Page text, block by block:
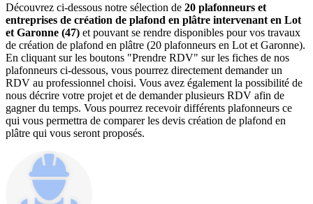
Découvrez ci-dessous notre sélection de 20 plafonneurs et
entreprises de création de plafond en plâtre intervenant en Lot
et Garonne (47) et pouvant se rendre disponibles pour vos travaux
de création de plafond en plâtre (20 plafonneurs en Lot et Garonne).
En cliquant sur les boutons "Prendre RDV" sur les fiches de nos
plafonneurs ci-dessous, vous pourrez directement demander un
RDV au professionnel choisi. Vous avez également la possibilité de
nous décrire votre projet et de demander plusieurs RDV afin de
gagner du temps. Vous pourrez recevoir différents plafonneurs ce
qui vous permettra de comparer les devis création de plafond en
plâtre qui vous seront proposés.